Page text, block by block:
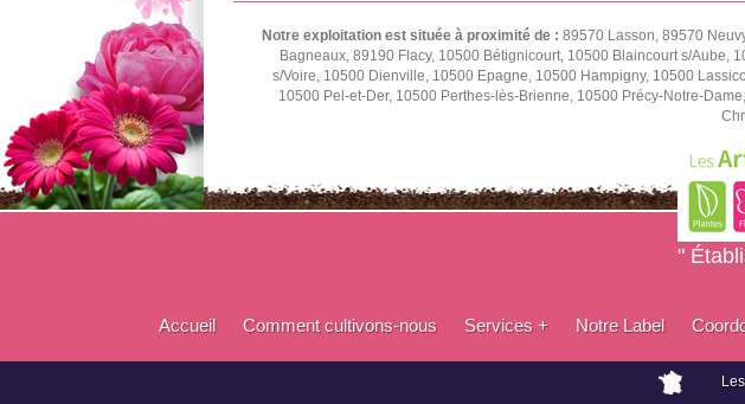
Notre exploitation est située à proximité de : 89570 Lasson, 89570
Bagneaux, 89190 Flacy, 10500 Bétignicourt, 10500 Blaincourt s/
s/Voire, 10500 Dienville, 10500 Epagne, 10500 Hampigny, 10500
10500 Pel-et-Der, 10500 Perthes-lès-Brienne, 10500 Précy-Notre-
"
Accueil Comment cultivons-nous Services + Notre Label